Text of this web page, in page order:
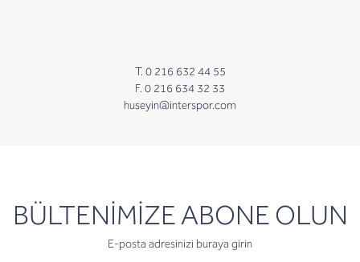
T. 0 216 632 44 55
F. 0 216 634 32 33
huseyin@interspor.com
BÜLTENİMİZE ABONE OLUN
E-posta adresinizi buraya girin
newsletter